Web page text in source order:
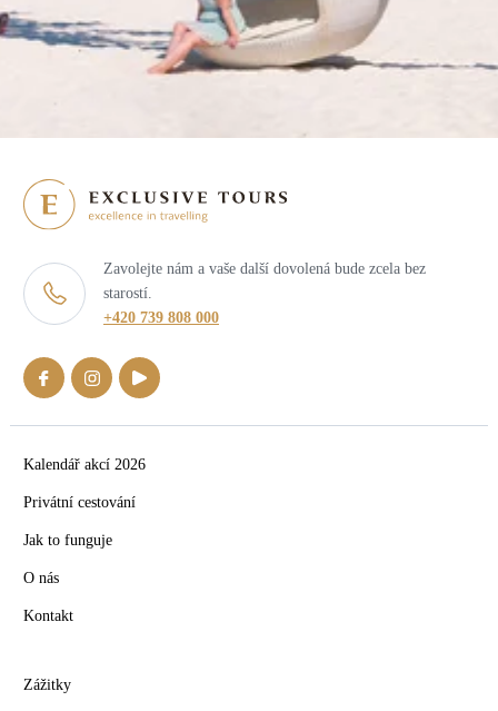
Zavolejte nám a vaše další dovolená bude zcela bez
starostí.
+420 739 808 000
Kalendář akcí 2026
Privátní cestování
Jak to funguje
O nás
Kontakt
Zážitky